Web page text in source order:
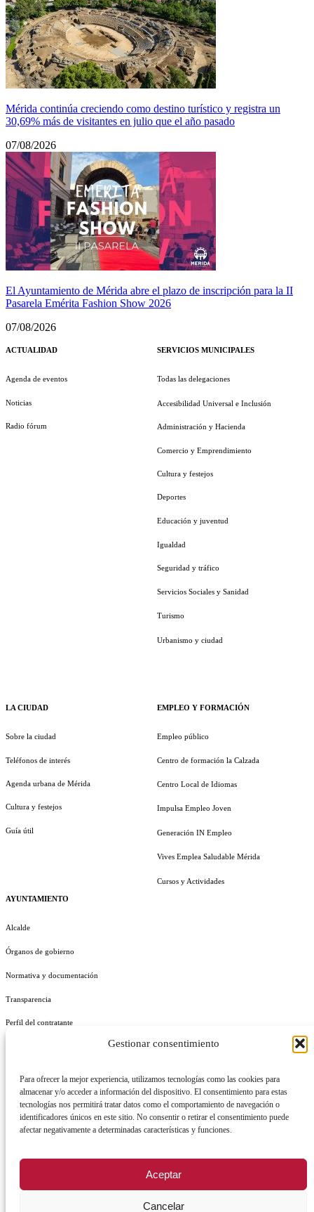
Gestionar consentimiento
Para ofrecer la mejor experiencia, utilizamos tecnologías como las cookies para
almacenar y/o acceder a información del dispositivo. El consentimiento para estas
tecnologías nos permitirá tratar datos como el comportamiento de navegación o
identificadores únicos en este sitio. No consentir o retirar el consentimiento puede
afectar negativamente a determinadas características y funciones.
Aceptar
Cancelar
Mérida continúa creciendo como destino turístico y registra un
30,69% más de visitantes en julio que el año pasado
07/08/2026
El Ayuntamiento de Mérida abre el plazo de inscripción para la II
Pasarela Emérita Fashion Show 2026
07/08/2026
ACTUALIDAD
Agenda de eventos
Noticias
Radio fórum
LA CIUDAD
Sobre la ciudad
Teléfonos de interés
Agenda urbana de Mérida
Cultura y festejos
Guía útil
AYUNTAMIENTO
Alcalde
Órganos de gobierno
Normativa y documentación
Transparencia
Perfil del contratante
SERVICIOS MUNICIPALES
Todas las delegaciones
Accesibilidad Universal e Inclusión
Administración y Hacienda
Comercio y Emprendimiento
Cultura y festejos
Deportes
Educación y juventud
Igualdad
Seguridad y tráfico
Servicios Sociales y Sanidad
Turismo
Urbanismo y ciudad
EMPLEO Y FORMACIÓN
Empleo público
Centro de formación la Calzada
Centro Local de Idiomas
Impulsa Empleo Joven
Generación IN Empleo
Vives Emplea Saludable Mérida
Cursos y Actividades
REGISTRO DE ACTIVIDADES DE TRATAMIENTO